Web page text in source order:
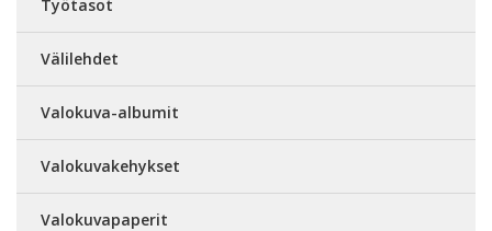
Työtasot
Välilehdet
Valokuva-albumit
Valokuvakehykset
Valokuvapaperit